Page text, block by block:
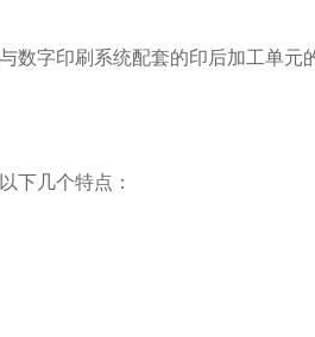
字印刷系统配套的印后加工单元
下几个特点：